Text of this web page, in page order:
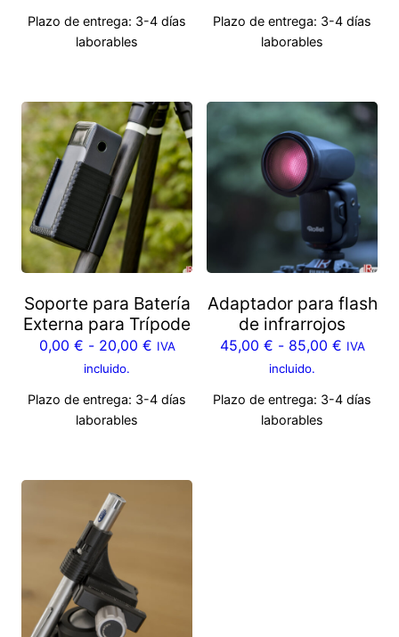
Plazo de entrega: 3-4 días
laborables
Plazo de entrega: 3-4 días
laborables
Soporte para Batería
Externa para Trípode
0,00 € - 20,00 € IVA
incluido.
Plazo de entrega: 3-4 días
laborables
Adaptador para flash
de infrarrojos
45,00 € - 85,00 € IVA
incluido.
Plazo de entrega: 3-4 días
laborables